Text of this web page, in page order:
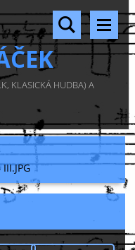
KLASICKÁ HUDBA) A